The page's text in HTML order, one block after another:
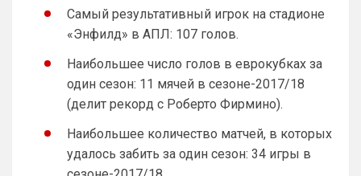
Самый результативный игрок на стадионе
«Энфилд» в АПЛ: 107 голов.
Наибольшее число голов в еврокубках за
один сезон: 11 мячей в сезоне-2017/18
(делит рекорд с Роберто Фирмино).
Наибольшее количество матчей, в которых
удалось забить за один сезон: 34 игры в
Гарначо и Гиттенса, а это совсем не сложно
вот, кстати, из свежих трансферов
"успешных" ваших))) Гиттенса то куда
пропал у Вас? А как агент Гарначо
поимел Вашего Тоддика))) так что не
нужно хвалиться тем, что можете
приобретать, ведь важно это Apple или
говнодроид за 3999, по цене лярда))
Deep_Blue• 21:08